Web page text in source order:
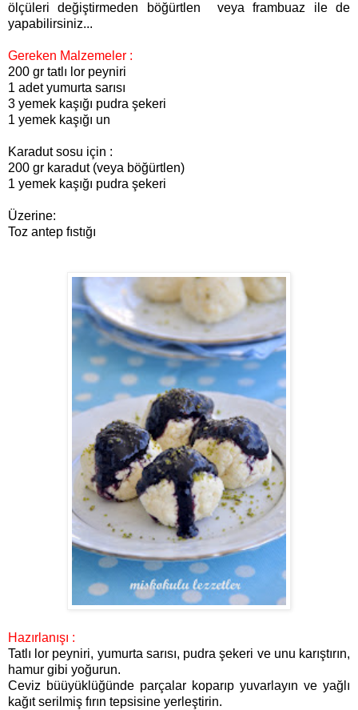
ölçüleri değiştirmeden böğürtlen veya frambuaz ile de
yapabilirsiniz...
Gereken Malzemeler :
200 gr tatlı lor peyniri
1 adet yumurta sarısı
3 yemek kaşığı pudra şekeri
1 yemek kaşığı un
Karadut sosu için :
200 gr karadut (veya böğürtlen)
1 yemek kaşığı pudra şekeri
Üzerine:
Toz antep fıstığı
Hazırlanışı :
Tatlı lor peyniri, yumurta sarısı, pudra şekeri ve unu karıştırın,
hamur gibi yoğurun.
Ceviz büüyüklüğünde parçalar koparıp yuvarlayın ve yağlı
kağıt serilmiş fırın tepsisine yerleştirin.